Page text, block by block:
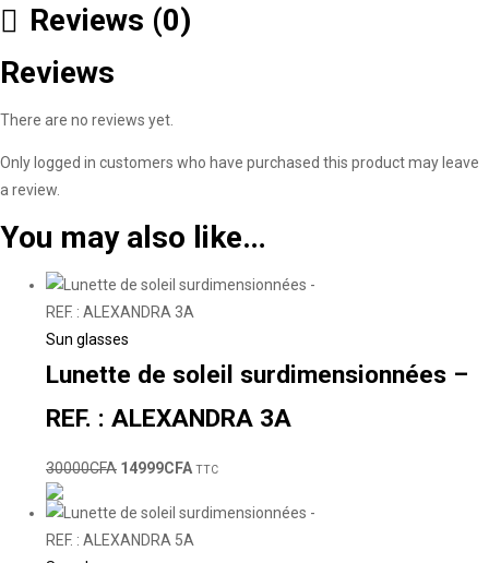
Reviews (0)
Reviews
There are no reviews yet.
Only logged in customers who have purchased this product may leave
a review.
You may also like…
Sun glasses
Lunette de soleil surdimensionnées –
REF. : ALEXANDRA 3A
30000CFA 14999CFA TTC